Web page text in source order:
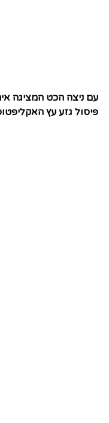
עם ניצה הכט המציגה
פיסול גזע עץ